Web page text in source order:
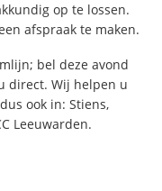
op te lossen.
afspraak te maken.
bel deze avond
direct. Wij helpen u
ook in: Stiens,
Leeuwarden.